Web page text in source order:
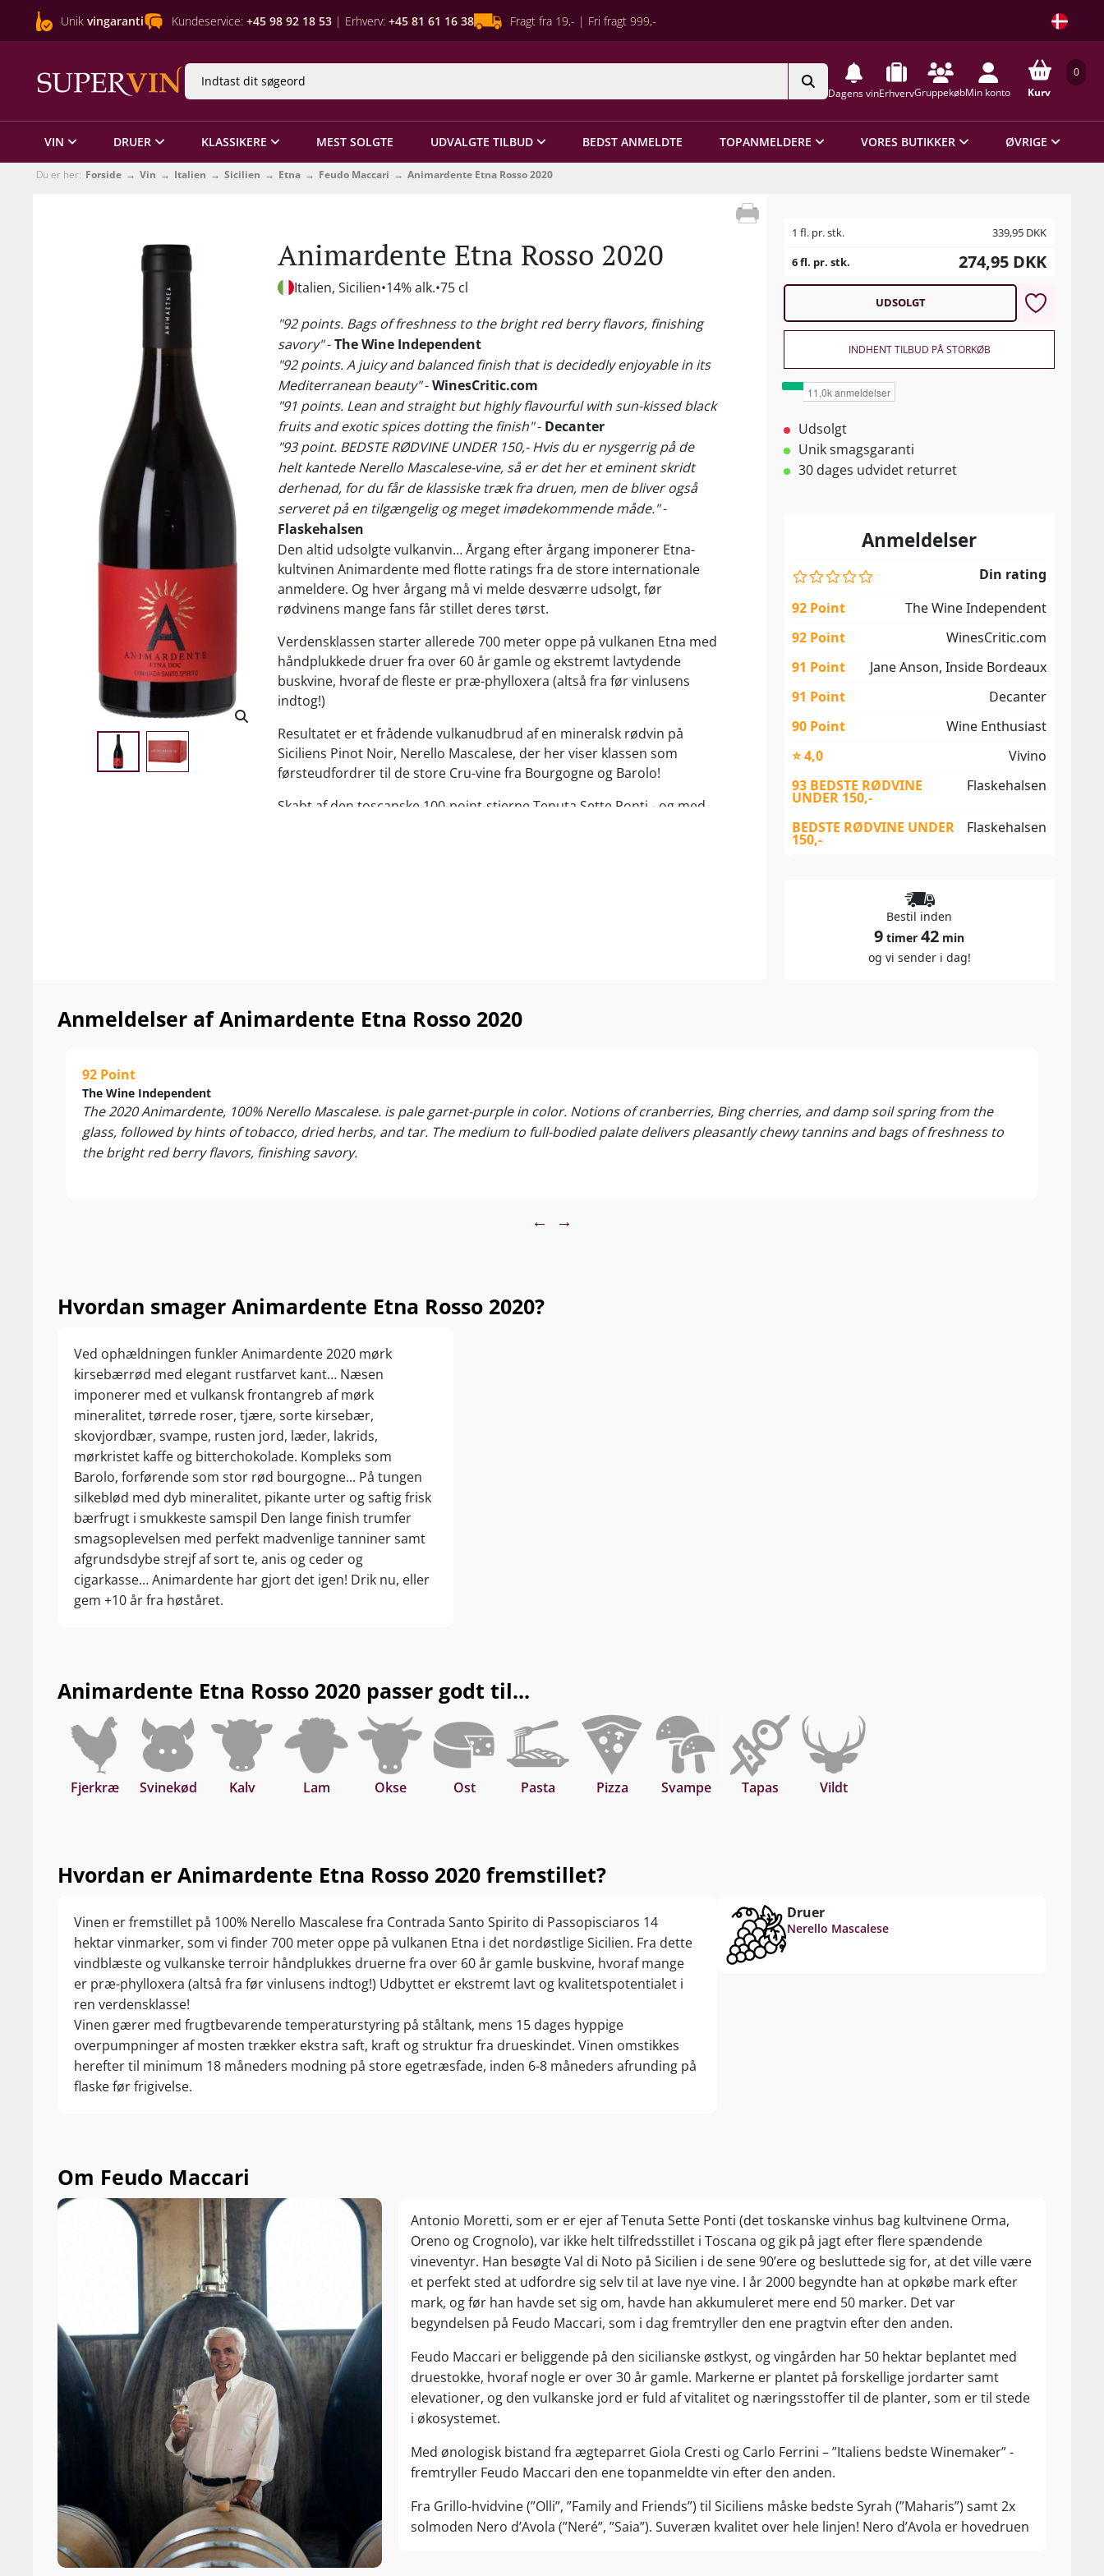
Unik vingaranti Kundeservice: +45 98 92 18 53 | Erhverv: +45 81 61 16 38 Fragt fra 19,- | Fri fragt 999,-
Dagens vinErhvervGruppekøbMin konto
0
Kurv
VIN DRUER KLASSIKERE MEST SOLGTE UDVALGTE TILBUD BEDST ANMELDTE TOPANMELDERE VORES BUTIKKER ØVRIGE
Du er her: Forside Vin Italien Sicilien Etna Feudo Maccari Animardente Etna Rosso 2020
Animardente Etna Rosso 2020
Italien, Sicilien 14% alk. 75 cl
"92 points. Bags of freshness to the bright red berry flavors, finishing
savory"-The Wine Independent
"92 points. A juicy and balanced finish that is decidedly enjoyable in its
Mediterranean beauty"-WinesCritic.com
"91 points. Lean and straight but highly flavourful with sun-kissed black
fruits and exotic spices dotting the finish"- Decanter
"93 point. BEDSTE RØDVINE UNDER 150,- Hvis du er nysgerrig på de
helt kantede Nerello Mascalese-vine, så er det her et eminent skridt
derhenad, for du får de klassiske træk fra druen, men de bliver også
serveret på en tilgængelig og meget imødekommende måde."-
Flaskehalsen
Den altid udsolgte vulkanvin… Årgang efter årgang imponerer Etna-
kultvinen Animardente med flotte ratings fra de store internationale
anmeldere. Og hver årgang må vi melde desværre udsolgt, før
rødvinens mange fans får stillet deres tørst.
Verdensklassen starter allerede 700 meter oppe på vulkanen Etna med
håndplukkede druer fra over 60 år gamle og ekstremt lavtydende
buskvine, hvoraf de fleste er præ-phylloxera (altså fra før vinlusens
indtog!)
Resultatet er et frådende vulkanudbrud af en mineralsk rødvin på
Siciliens Pinot Noir, Nerello Mascalese, der her viser klassen som
førsteudfordrer til de store Cru-vine fra Bourgogne og Barolo!
Skabt af den toscanske 100-point-stjerne Tenuta Sette Ponti - og med
1 fl. pr. stk. 339,95 DKK
6 fl. pr. stk.
274,95 DKK
UDSOLGT
INDHENT TILBUD PÅ STORKØB
Udsolgt
Unik smagsgaranti
30 dages udvidet returret
Anmeldelser
Din rating
92 Point
The Wine Independent
92 Point
WinesCritic.com
91 Point
Jane Anson, Inside Bordeaux
91 Point
Decanter
90 Point
Wine Enthusiast
⭐ 4,0
Vivino
93 BEDSTE RØDVINE
UNDER 150,-
Flaskehalsen
BEDSTE RØDVINE UNDER
150,-
Flaskehalsen
Bestil inden
9 timer 42 min
og vi sender i dag!
Anmeldelser af Animardente Etna Rosso 2020
92 Point
The Wine Independent
The 2020 Animardente, 100% Nerello Mascalese. is pale garnet-purple in color. Notions of cranberries, Bing cherries, and damp soil spring from the
glass, followed by hints of tobacco, dried herbs, and tar. The medium to full-bodied palate delivers pleasantly chewy tannins and bags of freshness to
the bright red berry flavors, finishing savory.
← →
Hvordan smager Animardente Etna Rosso 2020?
Ved ophældningen funkler Animardente 2020 mørk
kirsebærrød med elegant rustfarvet kant… Næsen
imponerer med et vulkansk frontangreb af mørk
mineralitet, tørrede roser, tjære, sorte kirsebær,
skovjordbær, svampe, rusten jord, læder, lakrids,
mørkristet kaffe og bitterchokolade. Kompleks som
Barolo, forførende som stor rød bourgogne... På tungen
silkeblød med dyb mineralitet, pikante urter og saftig frisk
bærfrugt i smukkeste samspil Den lange finish trumfer
smagsoplevelsen med perfekt madvenlige tanniner samt
afgrundsdybe strejf af sort te, anis og ceder og
cigarkasse… Animardente har gjort det igen! Drik nu, eller
gem +10 år fra høståret.
Animardente Etna Rosso 2020 passer godt til...
Fjerkræ Svinekød Kalv Lam Okse Ost Pasta Pizza Svampe Tapas Vildt
Hvordan er Animardente Etna Rosso 2020 fremstillet?
Vinen er fremstillet på 100% Nerello Mascalese fra Contrada Santo Spirito di Passopisciaros 14
hektar vinmarker, som vi finder 700 meter oppe på vulkanen Etna i det nordøstlige Sicilien. Fra dette
vindblæste og vulkanske terroir håndplukkes druerne fra over 60 år gamle buskvine, hvoraf mange
er præ-phylloxera (altså fra før vinlusens indtog!) Udbyttet er ekstremt lavt og kvalitetspotentialet i
ren verdensklasse!
Vinen gærer med frugtbevarende temperaturstyring på ståltank, mens 15 dages hyppige
overpumpninger af mosten trækker ekstra saft, kraft og struktur fra drueskindet. Vinen omstikkes
herefter til minimum 18 måneders modning på store egetræsfade, inden 6-8 måneders afrunding på
flaske før frigivelse.
Druer
Nerello Mascalese
Om Feudo Maccari
Antonio Moretti, som er er ejer af Tenuta Sette Ponti (det toskanske vinhus bag kultvinene Orma,
Oreno og Crognolo), var ikke helt tilfredsstillet i Toscana og gik på jagt efter flere spændende
vineventyr. Han besøgte Val di Noto på Sicilien i de sene 90’ere og besluttede sig for, at det ville være
et perfekt sted at udfordre sig selv til at lave nye vine. I år 2000 begyndte han at opkøbe mark efter
mark, og før han havde set sig om, havde han akkumuleret mere end 50 marker. Det var
begyndelsen på Feudo Maccari, som i dag fremtryller den ene pragtvin efter den anden.
Feudo Maccari er beliggende på den sicilianske østkyst, og vingården har 50 hektar beplantet med
druestokke, hvoraf nogle er over 30 år gamle. Markerne er plantet på forskellige jordarter samt
elevationer, og den vulkanske jord er fuld af vitalitet og næringsstoffer til de planter, som er til stede
i økosystemet.
Med ønologisk bistand fra ægteparret Giola Cresti og Carlo Ferrini – ”Italiens bedste Winemaker” -
fremtryller Feudo Maccari den ene topanmeldte vin efter den anden.
Fra Grillo-hvidvine (”Olli”, ”Family and Friends”) til Siciliens måske bedste Syrah (”Maharis”) samt 2x
solmoden Nero d’Avola (”Neré”, ”Saia”). Suveræn kvalitet over hele linjen! Nero d’Avola er hovedruen